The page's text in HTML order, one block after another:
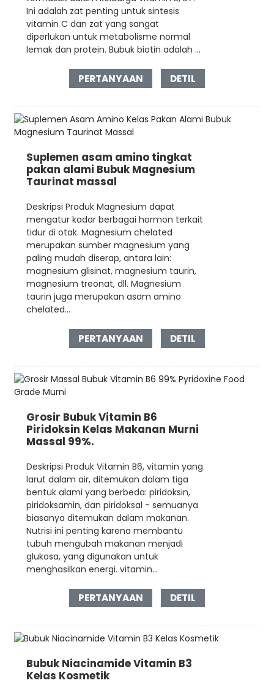
Ini adalah zat penting untuk sintesis
vitamin C dan zat yang sangat
diperlukan untuk metabolisme normal
lemak dan protein. Bubuk biotin adalah ...
PERTANYAAN DETIL
Suplemen asam amino tingkat
pakan alami Bubuk Magnesium
Taurinat massal
Deskripsi Produk Magnesium dapat
mengatur kadar berbagai hormon terkait
tidur di otak. Magnesium chelated
merupakan sumber magnesium yang
paling mudah diserap, antara lain:
magnesium glisinat, magnesium taurin,
magnesium treonat, dll. Magnesium
taurin juga merupakan asam amino
chelated...
PERTANYAAN DETIL
Grosir Bubuk Vitamin B6
Piridoksin Kelas Makanan Murni
Massal 99%.
Deskripsi Produk Vitamin B6, vitamin yang
larut dalam air, ditemukan dalam tiga
bentuk alami yang berbeda: piridoksin,
piridoksamin, dan piridoksal - semuanya
biasanya ditemukan dalam makanan.
Nutrisi ini penting karena membantu
tubuh mengubah makanan menjadi
glukosa, yang digunakan untuk
menghasilkan energi. vitamin...
PERTANYAAN DETIL
Bubuk Niacinamide Vitamin B3
Kelas Kosmetik